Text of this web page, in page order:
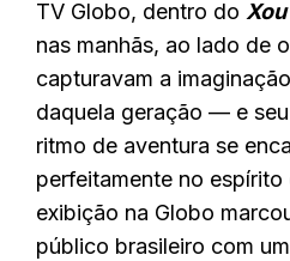
TV Globo, dentro do
nas manhãs, ao lado de
capturavam a
daquela geração — e
ritmo de aventura se
perfeitamente no
exibição na Globo
público brasileiro com